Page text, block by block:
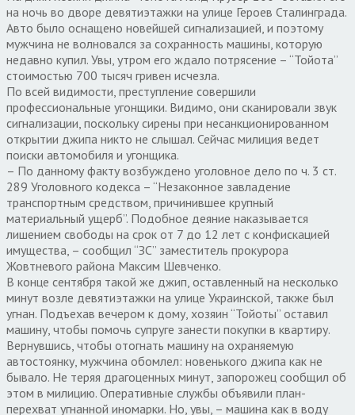
на ночь во дворе девятиэтажки на улице Героев Сталинграда.
Авто было оснащено новейшей сигнализацией, и поэтому
мужчина не волновался за сохранность машины, которую
недавно купил. Увы, утром его ждало потрясение – “Тойота”
стоимостью 700 тысяч гривен исчезла.
По всей видимости, преступление совершили
профессиональные угонщики. Видимо, они сканировали звук
сигнализации, поскольку сирены при несанкционированном
открытии джипа никто не слышал. Сейчас милиция ведет
поиски автомобиля и угонщика.
– По данному факту возбуждено уголовное дело по ч. 3 ст.
289 Уголовного кодекса – “Незаконное завладение
транспортным средством, причинившее крупный
материальный ущерб”. Подобное деяние наказывается
лишением свободы на срок от 7 до 12 лет с конфискацией
имущества, – сообщил “ЗС” заместитель прокурора
Жовтневого района Максим Шевченко.
В конце сентября такой же джип, оставленный на несколько
минут возле девятиэтажки на улице Украинской, также был
угнан. Подъехав вечером к дому, хозяин “Тойоты” оставил
машину, чтобы помочь супруге занести покупки в квартиру.
Вернувшись, чтобы отогнать машину на охраняемую
автостоянку, мужчина обомлел: новенького джипа как не
бывало. Не теряя драгоценных минут, запорожец сообщил об
этом в милицию. Оперативные службы объявили план-
перехват угнанной иномарки. Но, увы, – машина как в воду